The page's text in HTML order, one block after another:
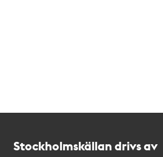
Stockholmskällan drivs av